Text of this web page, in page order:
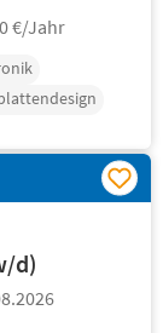
€/Jahr
d)